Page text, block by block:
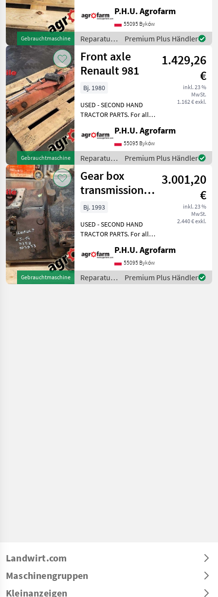
Gebrauchtmaschine
message by e-mail either
whatsapp. TRAKTOR -
SCHLEPPER ERSATZTEILE.
Bei weiteren fragen
kontaktieren
P.H.U. Agrofarm
55095 Byków
Reparatur
und
Ersatzteile
/ Renault
Premium Plus Händler
Gebrauchtmaschine
Front axle
Renault 981
1.429,26
€
inkl. 23 %
MwSt.
1.162 € exkl.
Bj. 1980
USED - SECOND HAND
TRACTOR PARTS. For all
message by e-mail either
whatsapp. TRAKTOR -
SCHLEPPER ERSATZTEILE.
Bei weiteren fragen
kontaktieren
P.H.U. Agrofarm
55095 Byków
Reparatur
und
Ersatzteile
/ Renault
Premium Plus Händler
Gebrauchtmaschine
Gear box
transmission
Renault 75-34
3.001,20
€
inkl. 23 %
MwSt.
2.440 € exkl.
Bj. 1993
USED - SECOND HAND
TRACTOR PARTS. For all
message by e-mail either
whatsapp. TRAKTOR -
SCHLEPPER ERSATZTEILE.
Bei weiteren fragen
P.H.U. Agrofarm
55095 Byków
Reparatur
und
Premium Plus Händler
Landwirt.com
Maschinengruppen
Kleinanzeigen